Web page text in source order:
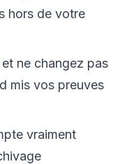
hors de votre
et ne changez pas
mis vos preuves
vraiment